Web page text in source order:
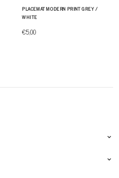
PLACEMAT MODERN PRINT GREY /
WHITE
€5,00